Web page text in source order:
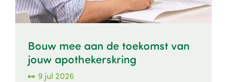
Bouw mee aan de toekomst van
jouw apothekerskring
9 jul 2026